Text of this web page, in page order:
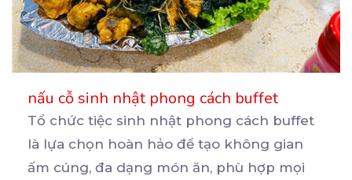
nấu cỗ sinh nhật phong cách buffet
Tổ chức tiệc sinh nhật phong cách buffet
là lựa chọn hoàn hảo để tạo không gian
ấm cúng, đa dạng món ăn, phù hợp mọi